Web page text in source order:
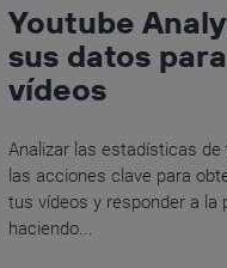
Youtube
sus datos
vídeos
Analizar las estadísticas
las acciones clave para
tus vídeos y responder a la
haciendo...